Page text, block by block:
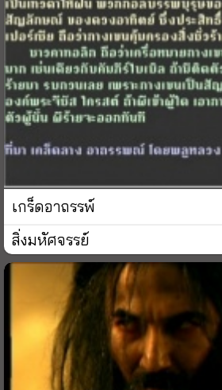
เกร็ดอาถรรพ์
สิ่งมหัศจรรย์